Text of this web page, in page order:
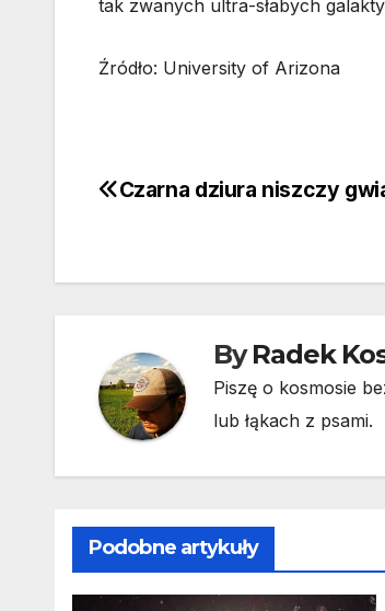
tak zwanych ultra-słabych
Źródło: University of Arizona
Nawigacja
Czarna dziura niszczy
ByRadek
Piszę o kosmosie
lub łąkach z psami.
Podobne artykuły